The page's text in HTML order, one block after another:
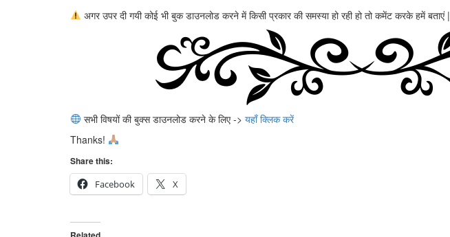
अगर उपर दी गयी कोई भी बुक डाउनलोड करने में किसी प्रकार की समस्या हो रही हो तो कमेंट करके हमें बताएं |
सभी विषयों की बुक्स डाउनलोड करने के लिए -> यहाँ क्लिक करें
Thanks!
Share this:
Facebook
X